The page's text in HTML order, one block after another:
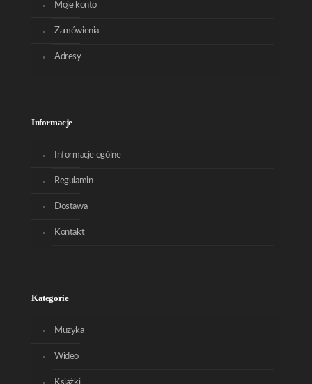
Moje konto
Zamówienia
Adresy
Informacje
Informacje ogólne
Regulamin
Dostawa
Kontakt
Kategorie
Muzyka
Wideo